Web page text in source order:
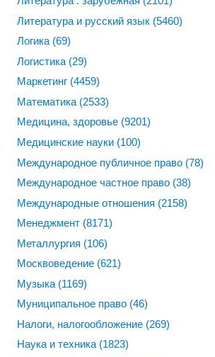
Литература и русский язык (5460)
Логика (69)
Логистика (29)
Маркетинг (4459)
Математика (2533)
Медицина, здоровье (9201)
Медицинские науки (100)
Международное публичное право (78)
Международное частное право (38)
Международные отношения (2158)
Менеджмент (8171)
Металлургия (106)
Москвоведение (621)
Музыка (1169)
Муниципальное право (46)
Налоги, налогообложение (269)
Наука и техника (1823)